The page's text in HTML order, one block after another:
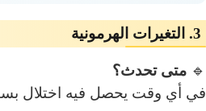
3. التغيرات الهرمونية
🔹 متى تحدث؟
في أي وقت يحصل فيه اختلال